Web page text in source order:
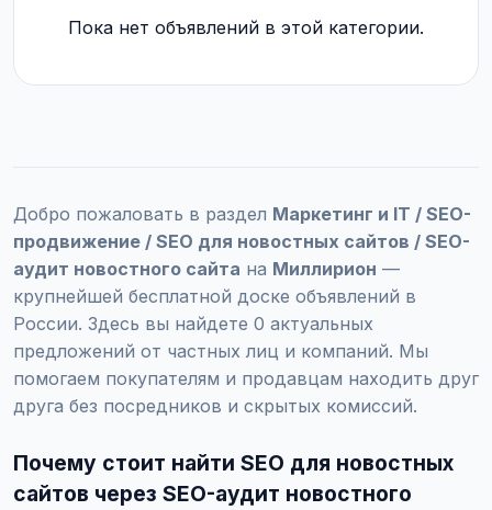
Пока нет объявлений в этой категории.
Добро пожаловать в раздел Маркетинг и IT / SEO-
продвижение / SEO для новостных сайтов / SEO-
аудит новостного сайта на Миллирион —
крупнейшей бесплатной доске объявлений в
России. Здесь вы найдете 0 актуальных
предложений от частных лиц и компаний. Мы
помогаем покупателям и продавцам находить друг
друга без посредников и скрытых комиссий.
Почему стоит найти SEO для новостных
сайтов через SEO-аудит новостного